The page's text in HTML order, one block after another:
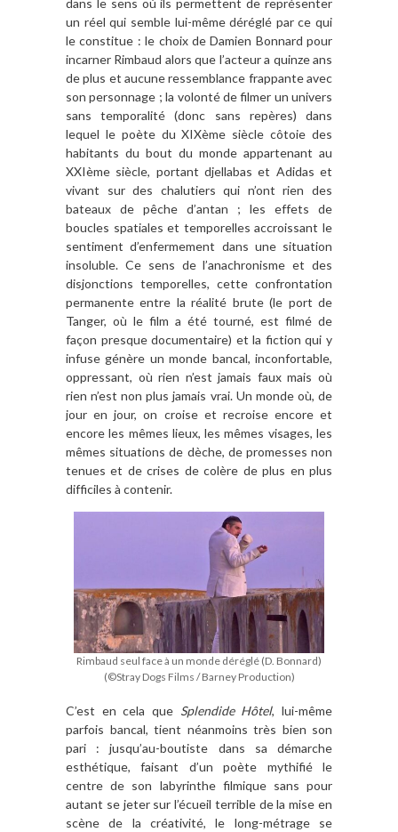
dans le sens où ils permettent de représenter
un réel qui semble lui-même déréglé par ce qui
le constitue : le choix de Damien Bonnard pour
incarner Rimbaud alors que l’acteur a quinze ans
de plus et aucune ressemblance frappante avec
son personnage ; la volonté de filmer un univers
sans temporalité (donc sans repères) dans
lequel le poète du XIXème siècle côtoie des
habitants du bout du monde appartenant au
XXIème siècle, portant djellabas et Adidas et
vivant sur des chalutiers qui n’ont rien des
bateaux de pêche d’antan ; les effets de
boucles spatiales et temporelles accroissant le
sentiment d’enfermement dans une situation
insoluble. Ce sens de l’anachronisme et des
disjonctions temporelles, cette confrontation
permanente entre la réalité brute (le port de
Tanger, où le film a été tourné, est filmé de
façon presque documentaire) et la fiction qui y
infuse génère un monde bancal, inconfortable,
oppressant, où rien n’est jamais faux mais où
rien n’est non plus jamais vrai. Un monde où, de
jour en jour, on croise et recroise encore et
encore les mêmes lieux, les mêmes visages, les
mêmes situations de dèche, de promesses non
tenues et de crises de colère de plus en plus
difficiles à contenir.
Rimbaud seul face à un monde déréglé (D. Bonnard)
(©Stray Dogs Films / Barney Production)
C’est en cela que Splendide Hôtel, lui-même
parfois bancal, tient néanmoins très bien son
pari : jusqu’au-boutiste dans sa démarche
esthétique, faisant d’un poète mythifié le
centre de son labyrinthe filmique sans pour
autant se jeter sur l’écueil terrible de la mise en
scène de la créativité, le long-métrage se